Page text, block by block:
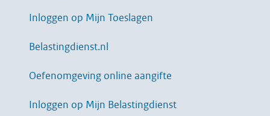
Inloggen op Mijn Toeslagen
Belastingdienst.nl
Oefenomgeving online aangifte
Inloggen op Mijn Belastingdienst